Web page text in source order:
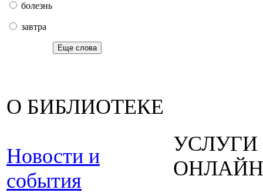
болезнь
завтра
Еще слова
О БИБЛИОТЕКЕ
Новости и
события
УСЛУГИ
ОНЛАЙН